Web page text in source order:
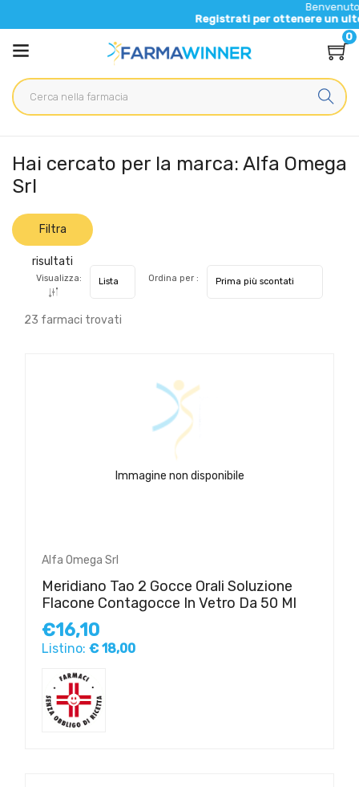
Benvenuto nel nuovo
Registrati per ottenere un ulteriore 5% di
0
Home Marche parafarmaci Alfa Omega Srl
Hai cercato per la marca: Alfa Omega
Srl
Filtra
risultati
23 farmaci trovati
Visualizza: Ordina per :
Immagine non disponibile
Alfa Omega Srl
Meridiano Tao 2 Gocce Orali Soluzione
Flacone Contagocce In Vetro Da 50 Ml
€16,10
Listino: € 18,00